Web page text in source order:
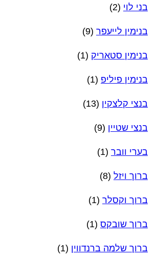
בני לוי (2)
בנימין לייעפר (9)
בנימין סטאריק (1)
בנימין פיליפ (1)
בנצי קלצקין (13)
בנצי שטיין (9)
בערי וובר (1)
ברוך ויזל (8)
ברוך וקסלר (1)
ברוך שובקס (1)
ברוך שלמה ברנדווין (1)